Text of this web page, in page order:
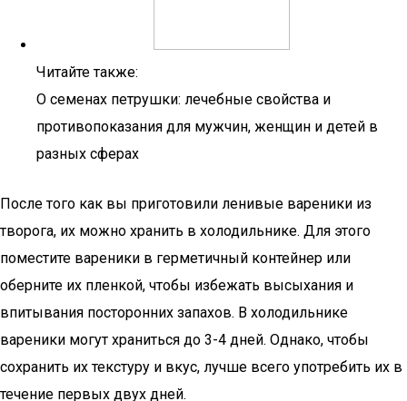
Читайте также:
О семенах петрушки: лечебные свойства и
противопоказания для мужчин, женщин и детей в
разных сферах
После того как вы приготовили ленивые вареники из
творога, их можно хранить в холодильнике. Для этого
поместите вареники в герметичный контейнер или
оберните их пленкой, чтобы избежать высыхания и
впитывания посторонних запахов. В холодильнике
вареники могут храниться до 3-4 дней. Однако, чтобы
сохранить их текстуру и вкус, лучше всего употребить их в
течение первых двух дней.